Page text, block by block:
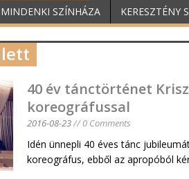
MINDENKI SZÍNHÁZA KERESZTÉNY
40 év tánctörténet
koreográfussal
2016-08-23// 0 Comments
Idén ünnepli 40 éves tánc
koreográfus, ebből az apropóból